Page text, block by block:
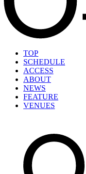
TOP
SCHEDULE
ACCESS
ABOUT
NEWS
FEATURE
VENUES